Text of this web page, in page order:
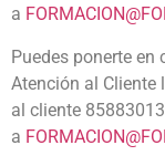
a
Puedes ponerte
Atención al Cliente
al cliente
a